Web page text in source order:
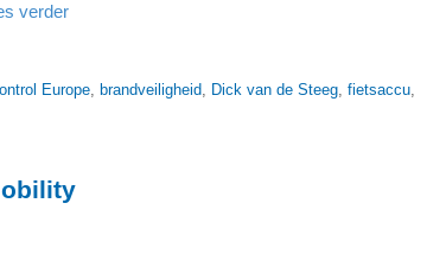
verder
Europe ,brandveiligheid Dick van de Steeg ,fietsaccu